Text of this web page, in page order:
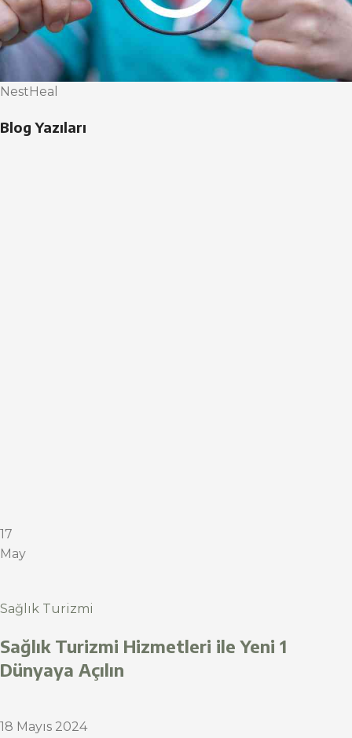
NestHeal
Blog Yazıları
17
May
Sağlık Turizmi
Sağlık Turizmi Hizmetleri ile Yeni 1
Dünyaya Açılın
18 Mayıs 2024